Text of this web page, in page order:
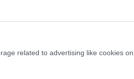
related to advertising like cookies on